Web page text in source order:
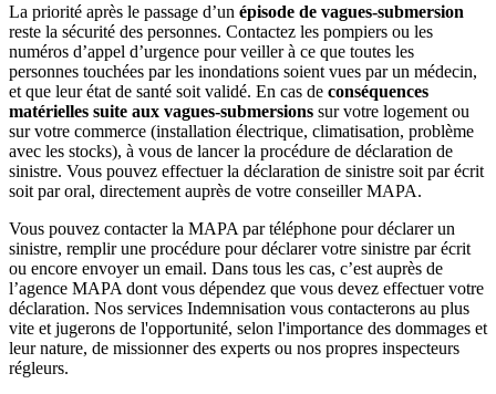
La priorité après le passage d’un épisode de vagues-submersion
reste la sécurité des personnes. Contactez les pompiers ou les
numéros d’appel d’urgence pour veiller à ce que toutes les
personnes touchées par les inondations soient vues par un médecin,
et que leur état de santé soit validé. En cas de conséquences
matérielles suite aux vagues-submersions sur votre logement ou
sur votre commerce (installation électrique, climatisation, problème
avec les stocks), à vous de lancer la procédure de déclaration de
sinistre. Vous pouvez effectuer la déclaration de sinistre soit par écrit
soit par oral, directement auprès de votre conseiller MAPA.
Vous pouvez contacter la MAPA par téléphone pour déclarer un
sinistre, remplir une procédure pour déclarer votre sinistre par écrit
ou encore envoyer un email. Dans tous les cas, c’est auprès de
l’agence MAPA dont vous dépendez que vous devez effectuer votre
déclaration. Nos services Indemnisation vous contacterons au plus
vite et jugerons de l'opportunité, selon l'importance des dommages et
leur nature, de missionner des experts ou nos propres inspecteurs
régleurs.